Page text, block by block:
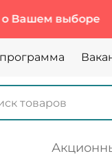
Более